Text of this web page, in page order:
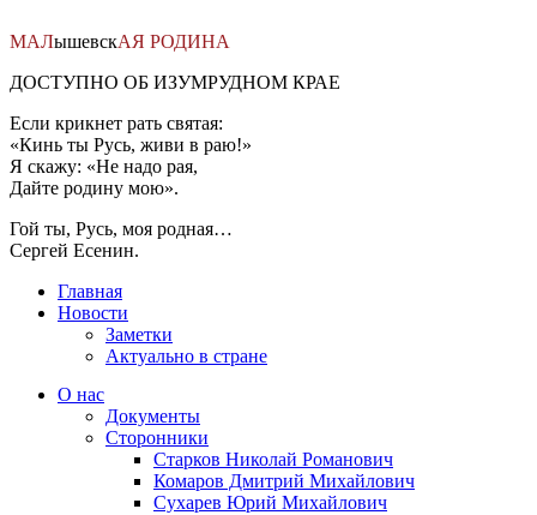
к
МАЛышевскАЯ РОДИНА
ДОСТУПНО ОБ ИЗУМРУДНОМ КРАЕ
Если крикнет рать святая:
«Кинь ты Русь, живи в раю!»
Я скажу: «Не надо рая,
Дайте родину мою».
Гой ты, Русь, моя родная…
Сергей Есенин.
Главная
Новости
Заметки
Актуально в стране
О нас
Документы
Сторонники
Старков Николай Романович
Комаров Дмитрий Михайлович
Сухарев Юрий Михайлович